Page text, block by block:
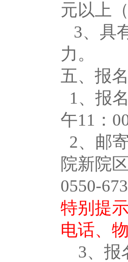
元以上
3、具
力。
五、报
1、报
午11 ：
2、邮
院新院
0550-
特别提
电话、
3、报